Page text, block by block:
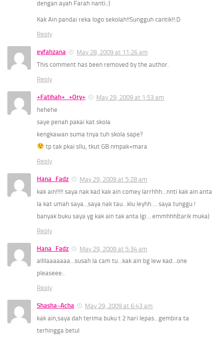
dengan ayah Farah nanti.:)
Kak Ain pandai reka logo sekolah!!Sungguh cantik!!:D
Reply
eyfahzana
May 28, 2009 at 11:26 am
This comment has been removed by the author.
Reply
+Fatihah+_+Ory+
May 29, 2009 at 1:53 am
hehehe
saye penah pakai kat skola
kengkawan suma tnya tuh skola sape?
tp tak pkai sllu, tkut GB nmpak+mara
Reply
Hana_Fadz
May 29, 2009 at 5:28 am
kak ain!!!!! saya nak kad kak ain comey larrhhh…nnti kak ain anta
la kat umah saya…saya nak tau…klu leyhh…. saya tunggu.!
banyak buku saya yg kak ain tak anta lgi… emmhhh(tarik muka)
Reply
Hana_Fadz
May 29, 2009 at 5:34 am
allllaaaaaaa…susah la cam tu…kak ain bg lew kad…one
pleaseee..
Reply
Shasha~Acha
May 29, 2009 at 6:43 am
kak ain,saya dah terima buku t 2 hari lepas…gembira ta
terhingga betul